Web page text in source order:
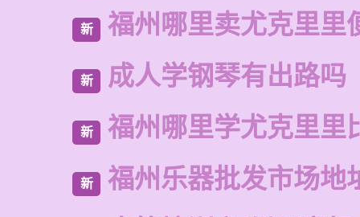
新 福州哪里卖尤克里里
新 成人学钢琴有出路吗
新 福州哪里学尤克里里
新 福州乐器批发市场地